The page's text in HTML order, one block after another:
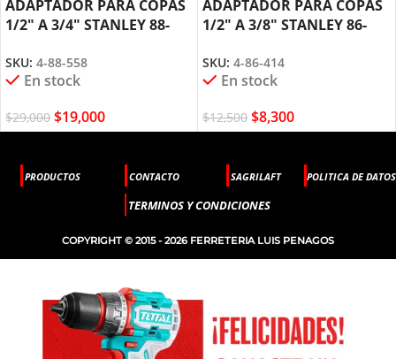
ADAPTADOR PARA COPAS
1/2″ A 3/4″ STANLEY 88-
SKU: 4-88-558
En stock
$29,000 $19,000
ADAPTADOR PARA COPAS
1/2″ A 3/8″ STANLEY 86-
SKU: 4-86-414
En stock
$12,500 $8,300
PRODUCTOS CONTACTO SAGRILAFT POLITICA DE DATOS
TERMINOS Y CONDICIONES
COPYRIGHT © 2015 - 2026 FERRETERIA LUIS PENAGOS